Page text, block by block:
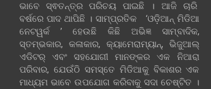
ଭାବେ ସ୍ଵତନ୍ତ୍ର ପରିଚୟ ପାଇଛି । ଆଜି ଚାରି
ବର୍ଷରେ ପାଦ ଥାପିଛି । ସାମ୍ପ୍ରତିକ ‘ଓଡ଼ିଆନ୍‍ ମିଡିଆ
ନେଟୱର୍କ ’ ହେଉଛି କିଛି ଅଭିଜ୍ଞ ସାମ୍ବାଦିକ,
ସ୍ତମ୍ଭକାର, କଳାକାର, କ୍ୟାମେରାମ୍ୟାନ୍, ଭିଜୁଆଲ୍
ଏଡିଟର୍ ଏବଂ ସହଯୋଗୀ ମାନଙ୍କର ଏକ ନିଆରା
ପରିବାର, ଯେଉଁଠି ସମସ୍ତେ ମିଡିଆକୁ ବିକାଶର ଏକ
ମାଧ୍ୟମ ଭାବେ ଉପଯୋଗ କରିବାକୁ ସଦା ଚେଷ୍ଟିତ ।